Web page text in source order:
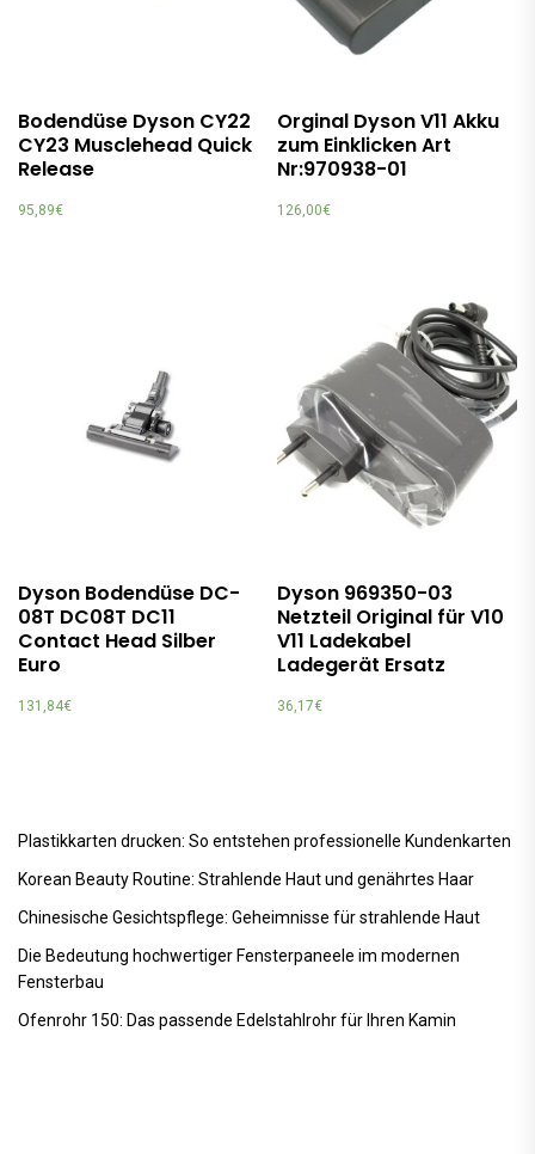
Bodendüse Dyson CY22
CY23 Musclehead Quick
Release
95,89€
Orginal Dyson V11 Akku
zum Einklicken Art
Nr:970938-01
126,00€
Dyson Bodendüse DC-
08T DC08T DC11
Contact Head Silber
Euro
131,84€
Dyson 969350-03
Netzteil Original für V10
V11 Ladekabel
Ladegerät Ersatz
36,17€
Plastikkarten drucken: So entstehen professionelle Kundenkarten
Korean Beauty Routine: Strahlende Haut und genährtes Haar
Chinesische Gesichtspflege: Geheimnisse für strahlende Haut
Die Bedeutung hochwertiger Fensterpaneele im modernen
Fensterbau
Ofenrohr 150: Das passende Edelstahlrohr für Ihren Kamin